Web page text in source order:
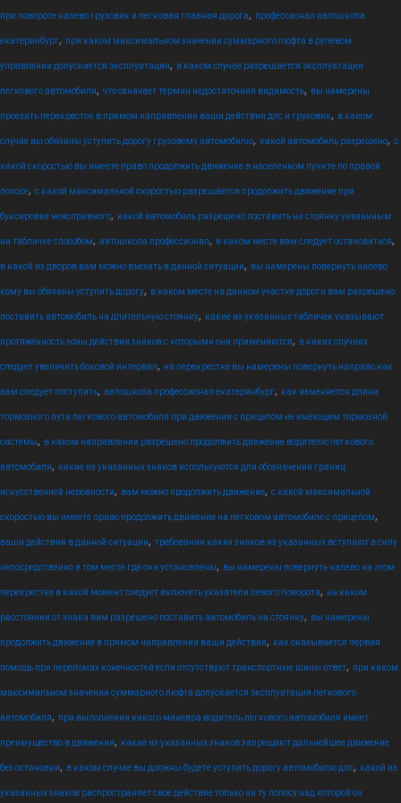
при повороте налево грузовик и легковая главная дорога, профессионал автошкола
екатеринбург, при каком максимальном значении суммарного люфта в рулевом
управлении допускается эксплуатация, в каком случае разрешается эксплуатация
легкового автомобиля, что означает термин недостаточная видимость, вы намерены
проехать перекресток в прямом направлении ваши действия дпс и грузовик, в каком
случае вы обязаны уступить дорогу грузовому автомобилю, какой автомобиль разрешено, с
какой скоростью вы имеете право продолжить движение в населенном пункте по правой
полосе, с какой максимальной скоростью разрешается продолжить движение при
буксировке неисправного, какой автомобиль разрешено поставить на стоянку указанным
на табличке способом, автошкола профессионал, в каком месте вам следует остановиться,
в какой из дворов вам можно въехать в данной ситуации, вы намерены повернуть налево
кому вы обязаны уступить дорогу, в каком месте на данном участке дороги вам разрешено
поставить автомобиль на длительную стоянку, какие из указанных табличек указывают
протяженность зоны действия знаков с которыми они применяются, в каких случаях
следует увеличить боковой интервал, на перекрестке вы намерены повернуть направо как
вам следует поступить, автошкола профессионал екатеринбург, как изменяется длина
тормозного пути легкового автомобиля при движении с прицепом не имеющим тормозной
системы, в каком направлении разрешено продолжить движение водителю легкового
автомобиля, какие из указанных знаков используются для обозначения границ
искусственной неровности, вам можно продолжить движение, с какой максимальной
скоростью вы имеете право продолжить движение на легковом автомобиле с прицепом,
ваши действия в данной ситуации, требования каких знаков из указанных вступают в силу
непосредственно в том месте где они установлены, вы намерены повернуть налево на этом
перекрестке в какой момент следует включить указатели левого поворота, на каком
расстоянии от знака вам разрешено поставить автомобиль на стоянку, вы намерены
продолжить движение в прямом направлении ваши действия, как оказывается первая
помощь при переломах конечностей если отсутствуют транспортные шины ответ, при каком
максимальном значении суммарного люфта допускается эксплуатация легкового
автомобиля, при выполнении какого маневра водитель легкового автомобиля имеет
преимущество в движении, какие из указанных знаков запрещают дальнейшее движение
без остановки, в каком случае вы должны будете уступить дорогу автомобилю дпс, какой из
указанных знаков распространяет свое действие только на ту полосу над которой он